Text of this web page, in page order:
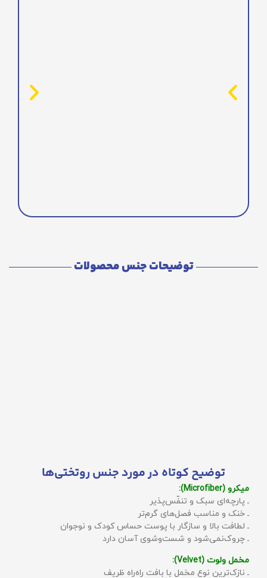
توضیحات جنس محصولات
توضیح کوتاه در مورد جنس روتختی‌ها
میکرو (Microfiber):
ـ پارچه‌ای سبک و تنفّس‌پذیر
ـ خنک و مناسب فصل‌های گرم‌تر
ـ لطافت بالا و سازگار با پوست حساس کودک و نوجوان
ـ چروک‌نمی‌شود و شست‌وشوی آسان دارد
مخمل ولوت (Velvet):
ـ نازک‌ترین نوع مخمل با بافت راه‌راه ظریف